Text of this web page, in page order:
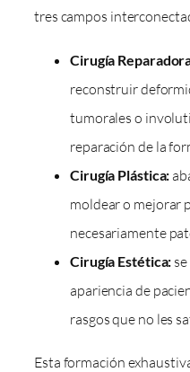
tres campos
Cirugía
reconstruir
tumorales o
reparación de la
Cirugía Plástica:
moldear o mejorar
necesariamente
Cirugía Estética:
apariencia de
rasgos que no les
Esta formación